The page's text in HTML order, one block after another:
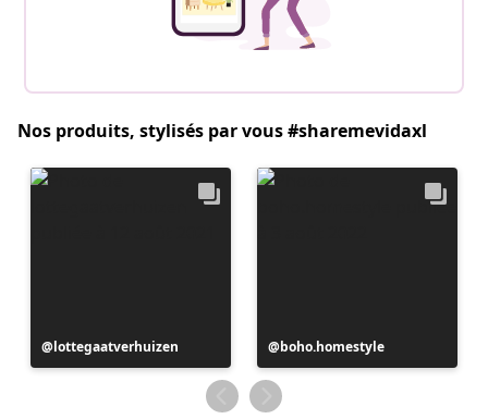
Nos produits, stylisés par vous #sharemevidaxl
Publication
publiée
lottegaatverhuizen
Publication
publiée
par
boho.homestyle